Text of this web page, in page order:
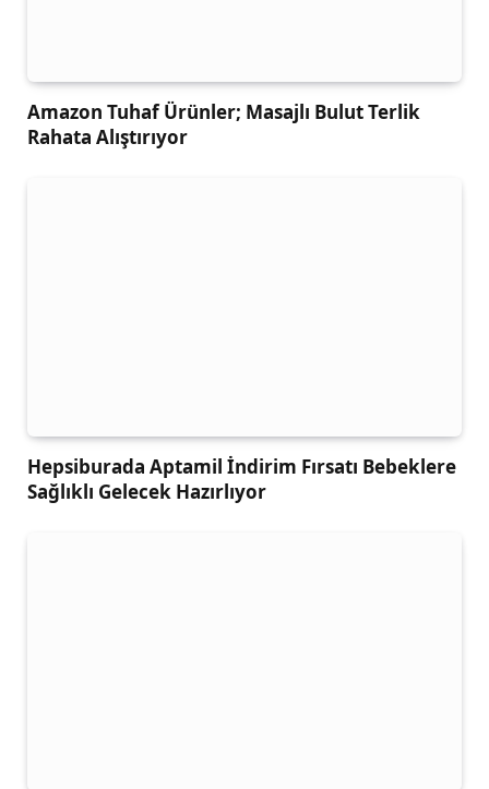
Amazon Tuhaf Ürünler; Masajlı Bulut Terlik
Rahata Alıştırıyor
Hepsiburada Aptamil İndirim Fırsatı Bebeklere
Sağlıklı Gelecek Hazırlıyor